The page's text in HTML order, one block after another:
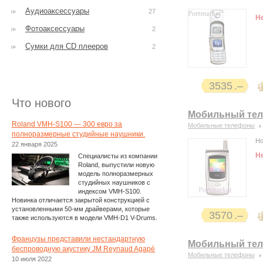
3535
Мобильный
Мобильные телефоны
3570
Мобильный
Мобильные телефоны
Аудиоаксессуары 27
Фотоаксессуары 2
Сумки для CD плееров 2
Что нового
Roland VMH-S100 — 300 евро за
полноразмерные студийные наушники.
22 января 2025
Специалисты из компании
Roland, выпустили новую
модель полноразмерных
студийных наушников с
индексом VMH-S100.
Новинка отличается закрытой конструкцией с
установленными 50-мм драйверами, которые
также используются в модели VMH-D1 V-Drums.
Французы представили нестандартную
беспроводную акустику JM Reynaud Agapé
10 июля 2022